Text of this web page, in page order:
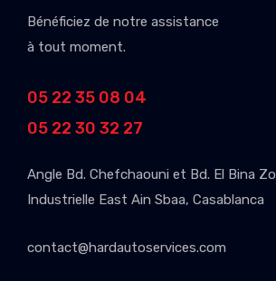
Bénéficiez de notre assistance
à tout moment.
05 22 35 08 04
05 22 30 32 27
Angle Bd. Chefchaouni et Bd. El Bina
Industrielle East Ain Sbaa, Casablanca
contact@hardautoservices.com